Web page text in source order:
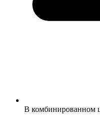
В комбинированном